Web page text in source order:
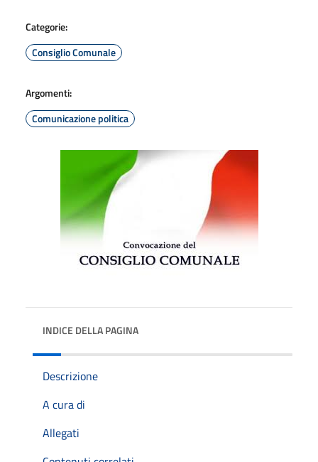
Categorie:
Consiglio Comunale
Argomenti:
Comunicazione politica
INDICE DELLA PAGINA
Descrizione
A cura di
Allegati